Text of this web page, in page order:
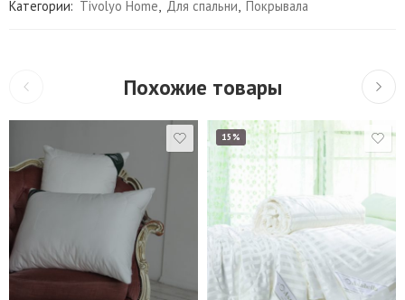
Категории: Tivolyo Home, Для спальни, Покрывала
Похожие товары
15%
145*205 см